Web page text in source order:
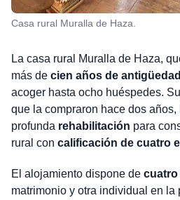
Casa rural Muralla de Haza.
La casa rural Muralla de Haza,
más de cien años de antigüedad
acoger hasta ocho huéspedes.
que la compraron hace dos
profunda rehabilitación para
rural con calificación de cuatro
El alojamiento dispone de cuatro
matrimonio y otra individual en la